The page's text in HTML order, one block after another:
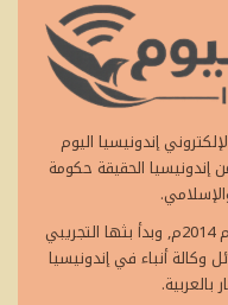
إندونيسيا اليوم
إندونيسيا الحقيقة حكومة
وتأسس إندونيسيا اليوم في 24 ابريل عام 2014م, وبدأ بثها التجريبي
من أوائل وكالة أنباء في إندونيسيا
بالعربية.